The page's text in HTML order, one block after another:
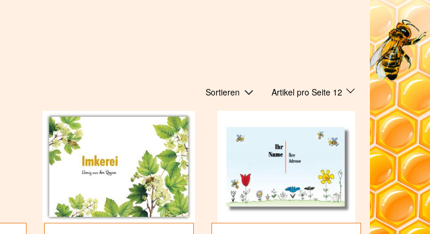
Sortieren Artikel pro Seite 12